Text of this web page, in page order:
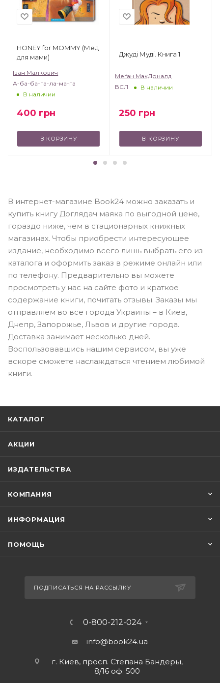
HONEY for MOMMY (Мед
для мами)
Іван Малкович
А-ба-ба-га-ла-ма-га
В наличии
400 грн
В КОРЗИНУ
Джуді Муді. Книга 1
Меґан МакДоналд
ВСЛ
В наличии
250 грн
В КОРЗИНУ
В интернет-магазине Book24 можно заказать и
купить книгу Доглядач маяка по выгодной цене,
гораздо ниже, чем в стационарных книжных
магазинах. Чтобы приобрести интересующее
издание, необходимо всего лишь выбрать его из
каталога и оформить заказ в режиме онлайн или
по телефону. Предварительно вы можете
просмотреть у нас на сайте фото и краткое
содержание книги, почитать отзывы. Заказы мы
отправляем во все города Украины – в Киев,
Днепр, Запорожье, Львов и другие города.
Доставка занимает несколько дней.
Воспользовавшись нашим сервисом, вы уже
вскоре сможете наслаждаться чтением любимой
книги.
КАТАЛОГ
АКЦИИ
ИЗДАТЕЛЬСТВА
КОМПАНИЯ
ИНФОРМАЦИЯ
ПОМОЩЬ
ПОДПИСАТЬСЯ НА РАССЫЛКУ
0-800-212-024
info@book24.ua
г. Киев, просп. Степана Бандеры,
8/16 оф. 500